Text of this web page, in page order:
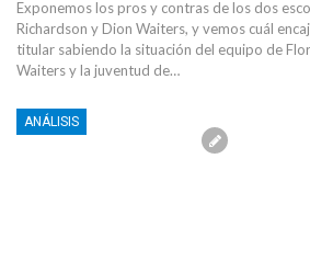
Exponemos los pros y contras de los dos
Richardson y Dion Waiters, y vemos cuál
titular sabiendo la situación del equipo de
Waiters y la juventud de…
ANÁLISIS